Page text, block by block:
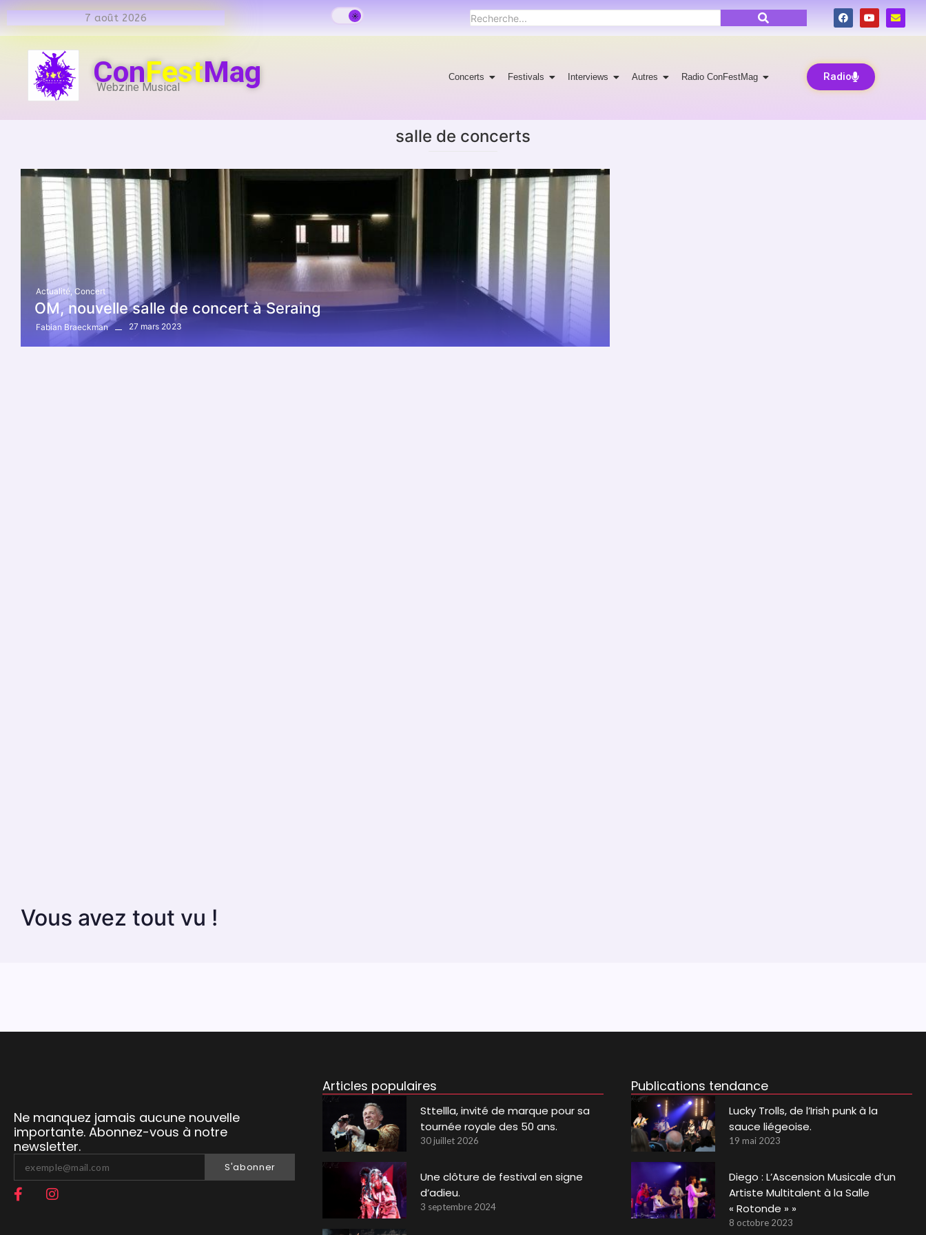
7 août 2026
ConFestMag
Webzine Musical
Concerts Festivals Interviews Autres Radio ConFestMag Radio
salle de concerts
Actualité Concert
OM, nouvelle salle de concert à Seraing
Fabian Braeckman 27 mars 2023
Vous avez tout vu !
Ne manquez jamais aucune nouvelle
importante. Abonnez-vous à notre
newsletter.
S'abonner
Articles populaires
Sttellla, invité de marque pour sa
tournée royale des 50 ans.
30 juillet 2026
Une clôture de festival en signe
d’adieu.
3 septembre 2024
Publications tendance
Lucky Trolls, de l’Irish punk à la
sauce liégeoise.
19 mai 2023
Diego : L’Ascension Musicale d’un
Artiste Multitalent à la Salle
« Rotonde » »
8 octobre 2023